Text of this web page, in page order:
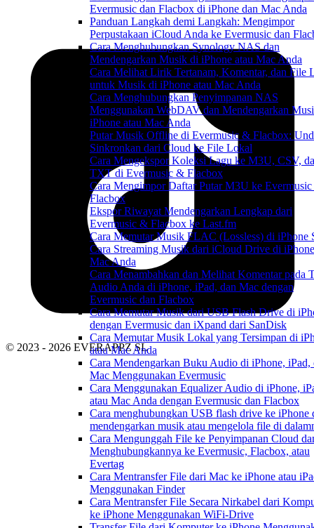
Evermusic dan Flacbox di iPhone dan Mac Anda
Panduan Langkah demi Langkah: Mengimpor
Perpustakaan iCloud Anda ke Evermusic dan
Cara Menghubungkan Synology NAS dan
Mendengarkan Musik di iPhone atau Mac Anda
Cara Melihat Lirik Tertanam, Komentar, dan File
untuk Musik di iPhone atau Mac Anda
Cara Menghubungkan Penyimpanan NAS
Menggunakan WebDAV dan Mendengarkan
iPhone atau Mac Anda
Putar Musik Offline di Evermusic & Flacbox:
Sinkronkan dari Cloud ke File Lokal
Cara Mengekspor Koleksi Lagu ke M3U, CSV,
TXT di Evermusic & Flacbox
Cara Mengimpor Daftar Putar M3U ke Evermusic
Flacbox
Ekspor Riwayat Mendengarkan Lengkap dari
Evermusic & Flacbox ke Last.fm
Cara Memutar Musik FLAC (Lossless) di iPhone
Cara Streaming Musik dari iCloud Drive di
Mac Anda
Cara Menambahkan dan Melihat Komentar pada
Audio Anda di iPhone, iPad, dan Mac dengan
Evermusic dan Flacbox
Cara Memutar Musik dari USB Flash Drive di
dengan Evermusic dan iXpand dari SanDisk
Cara Memutar Musik Lokal yang Tersimpan di
atau Mac Anda
Cara Mendengarkan Buku Audio di iPhone, iPad,
Mac Menggunakan Evermusic
Cara Menggunakan Equalizer Audio di iPhone,
atau Mac Anda dengan Evermusic dan Flacbox
Cara menghubungkan USB flash drive ke iPhone
mendengarkan musik atau mengelola file di
Cara Mengunggah File ke Penyimpanan Cloud
Menghubungkannya ke Evermusic, Flacbox, atau
Evertag
Cara Mentransfer File dari Mac ke iPhone atau
Menggunakan Finder
Cara Mentransfer File Secara Nirkabel dari
ke iPhone Menggunakan WiFi-Drive
© 2023 - 2026 EVERAPPZ SL